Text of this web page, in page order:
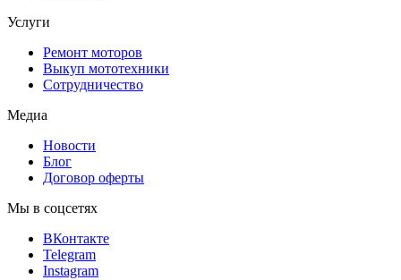
Услуги
Ремонт моторов
Выкуп мототехники
Сотрудничество
Медиа
Новости
Блог
Договор оферты
Мы в соцсетях
ВКонтакте
Telegram
Instagram